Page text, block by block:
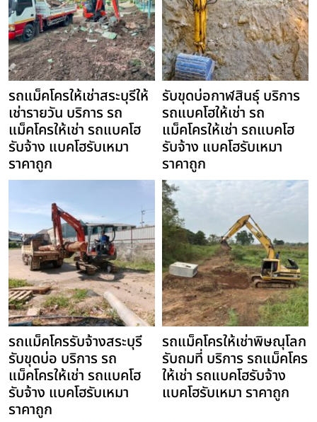
รถแม็คโครให้เช่าสระบุรีให้
เช่ารายวัน บริการ รถ
แม็คโครให้เช่า รถแบคโฮ
รับจ้าง แบคโฮรับเหมา
ราคาถูก
รับขุดบ่อกาฬสินธุ์ บริการ
รถแบคโฮให้เช่า รถ
แม็คโครให้เช่า รถแบคโฮ
รับจ้าง แบคโฮรับเหมา
ราคาถูก
รถแม็คโครรับจ้างสระบุรี
รับขุดบ่อ บริการ รถ
แม็คโครให้เช่า รถแบคโฮ
รับจ้าง แบคโฮรับเหมา
ราคาถูก
รถแม็คโครให้เช่าพิษณุโลก
รับถมที่ บริการ รถแม็คโคร
ให้เช่า รถแบคโฮรับจ้าง
แบคโฮรับเหมา ราคาถูก